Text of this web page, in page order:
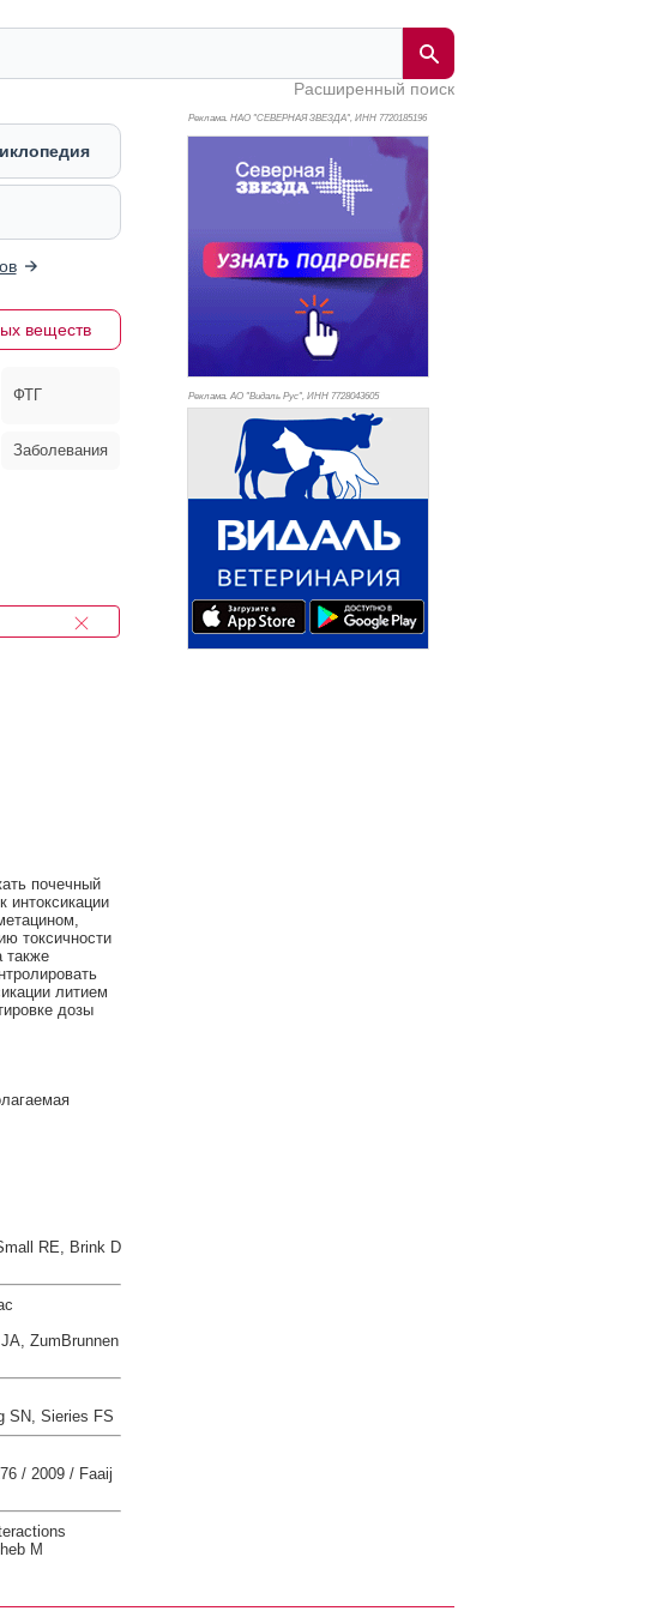
Расширенный поиск
веществ
ФТГ
Заболевания
почечный
интоксикации
токсичности
также
литием
дозы
RE, Brink D
ZumBrunnen
SN, Sieries FS
/ 2009 / Faaij
M
Реклама. НАО "СЕВЕРНАЯ ЗВЕЗДА", ИНН 7720185196
Реклама. АО "Видаль Рус", ИНН 7728043605